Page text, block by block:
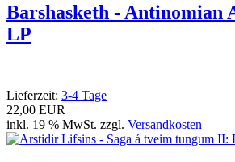
Barshasketh - Antinomian
LP
Lieferzeit: 3-4 Tage
22,00 EUR
inkl. 19 % MwSt. zzgl. Versandkosten